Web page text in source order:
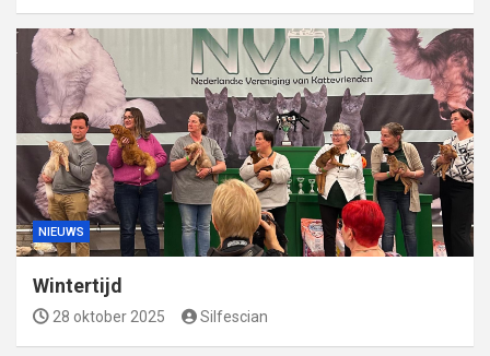
NIEUWS
Wintertijd
28 oktober 2025 Silfescian